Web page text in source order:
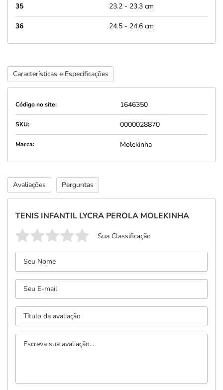
35 23.2 - 23.3 cm
36 24.5 - 24.6 cm
Características e Especificações
Código no site: 1646350
SKU: 0000028870
Marca: Molekinha
Avaliações Perguntas
TENIS INFANTIL LYCRA PEROLA MOLEKINHA
Sua Classificação